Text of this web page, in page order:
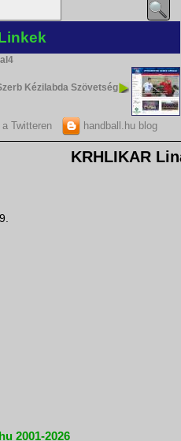
Kézilabda Szövetség
Twitteren handball.hu blog
KRHLIKAR
2001-2026